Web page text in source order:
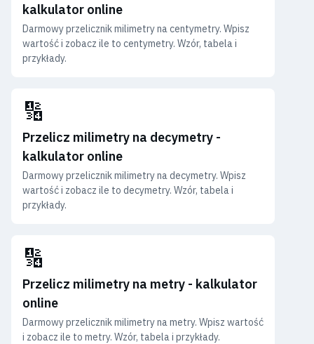
kalkulator online
Darmowy przelicznik milimetry na centymetry. Wpisz
wartość i zobacz ile to centymetry. Wzór, tabela i
przykłady.
🔢
Przelicz milimetry na decymetry -
kalkulator online
Darmowy przelicznik milimetry na decymetry. Wpisz
wartość i zobacz ile to decymetry. Wzór, tabela i
przykłady.
🔢
Przelicz milimetry na metry - kalkulator
online
Darmowy przelicznik milimetry na metry. Wpisz wartość
i zobacz ile to metry. Wzór, tabela i przykłady.